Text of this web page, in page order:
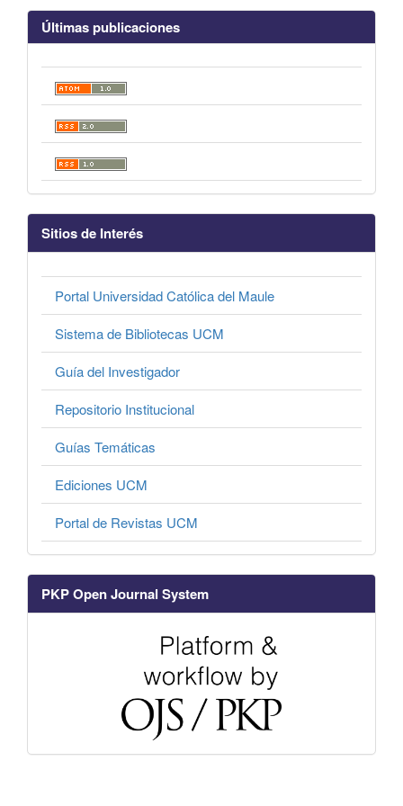
Últimas publicaciones
Sitios de Interés
Portal Universidad Católica del Maule
Sistema de Bibliotecas UCM
Guía del Investigador
Repositorio Institucional
Guías Temáticas
Ediciones UCM
Portal de Revistas UCM
PKP Open Journal System